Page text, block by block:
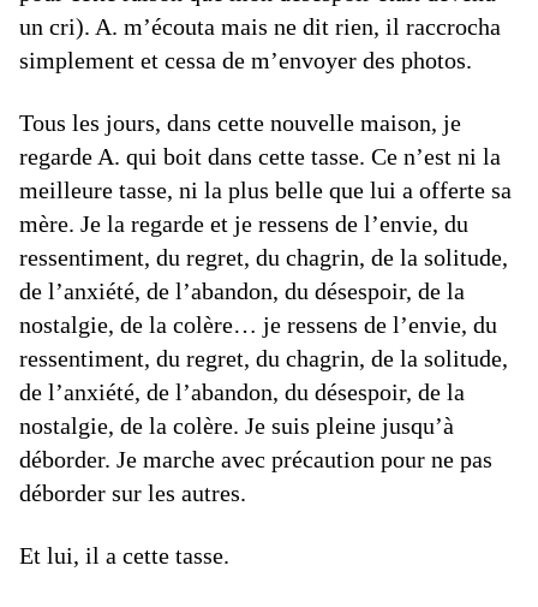
un cri). A. m’écouta mais ne dit rien, il raccrocha
simplement et cessa de m’envoyer des photos.
Tous les jours, dans cette nouvelle maison, je
regarde A. qui boit dans cette tasse. Ce n’est ni la
meilleure tasse, ni la plus belle que lui a offerte sa
mère. Je la regarde et je ressens de l’envie, du
ressentiment, du regret, du chagrin, de la solitude,
de l’anxiété, de l’abandon, du désespoir, de la
nostalgie, de la colère… je ressens de l’envie, du
ressentiment, du regret, du chagrin, de la solitude,
de l’anxiété, de l’abandon, du désespoir, de la
nostalgie, de la colère. Je suis pleine jusqu’à
déborder. Je marche avec précaution pour ne pas
déborder sur les autres.
Et lui, il a cette tasse.